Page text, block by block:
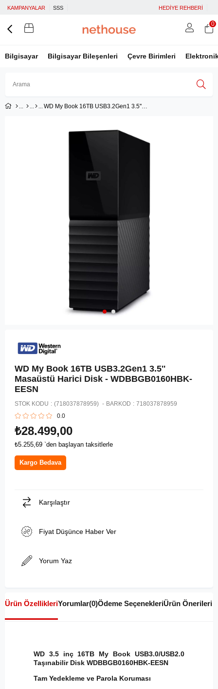
KAMPANYALAR SSS HEDİYE REHBERİ
Bilgisayar Bilgisayar Bileşenleri Çevre Birimleri
Üye Girişi
Google İle Bağlan
0
WD My Book 16TB USB3.2Gen1 3.5'' Masaüstü Harici Disk - WDBBGB0160HBK-EESN
WD My Book 16TB USB3.2Gen1 3.5''
Masaüstü Harici Disk - WDBBGB0160HBK-
EESN
STOK KODU (718037878959) BARKOD : 718037878959
0.0
₺28.499,00
₺5.255,69 `den başlayan taksitlerle
Kargo Bedava
Karşılaştır
Fiyat Düşünce Haber Ver
Yorum Yaz
Ürün ÖzellikleriYorumlar(0)Ödeme SeçenekleriÜrün Önerileri
WD 3.5 inç 16TB My Book USB3.0/USB2.0
Taşınabilir Disk WDBBGB0160HBK-EESN
Tam Yedekleme ve Parola Koruması